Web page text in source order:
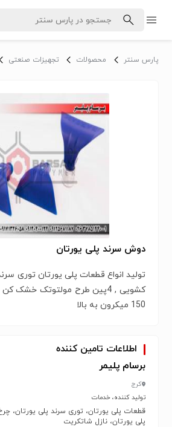
پارس سنتر محصولات تجهیزات صنعتی
دوش سرند پلی یورتان
تولید انواع قطعات پلی یورتان توری
کشویی , 4پین طرح مولتوتک خشک
150 میکرون به بالا
اطلاعات تامین کننده
برسام پلیمر
کرج
تولید کننده، خدمات
قطعات پلی یورتان، توری سرند پلی یورتان،
پلی یورتان، نازل شاتکریت